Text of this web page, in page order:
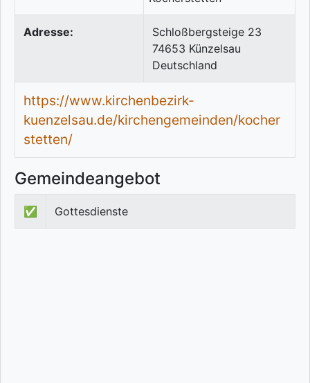
Adresse:
Schloßbergsteige 23
74653 Künzelsau
Deutschland
https://www.kirchenbezirk-
kuenzelsau.de/kirchengemeinden/kocher
stetten/
Gemeindeangebot
✅ Gottesdienste